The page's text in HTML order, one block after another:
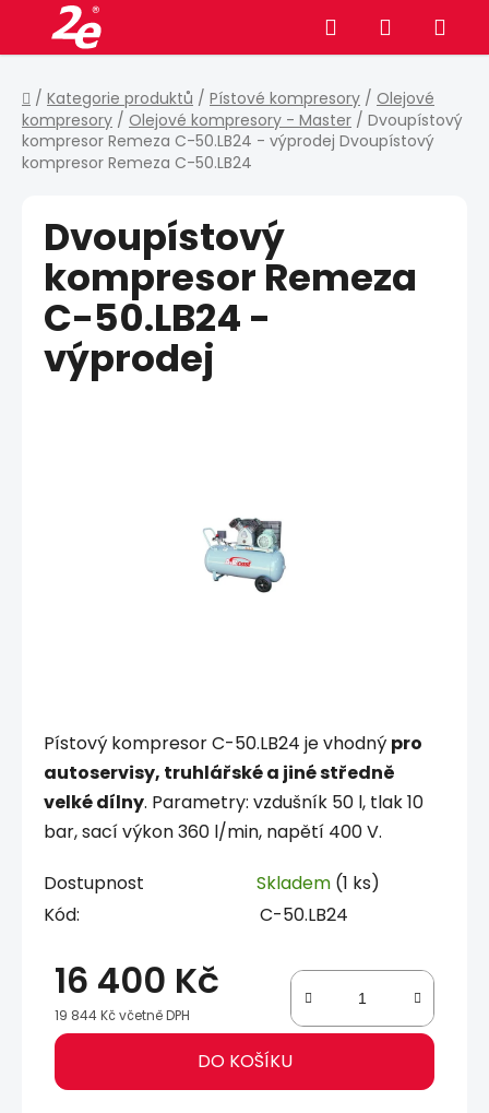
obsah
Hledat NÁKUPNÍ
KOŠÍK
Domů
/ Kategorie produktů / Pístové kompresory / Olejové
kompresory / Olejové kompresory - Master / Dvoupístový
kompresor Remeza C-50.LB24 - výprodej Dvoupístový
kompresor Remeza C-50.LB24
Pístový kompresor C-50.LB24 je vhodný pro
autoservisy, truhlářské a jiné středně
velké dílny. Parametry: vzdušník 50 l, tlak 10
bar, sací výkon 360 l/min, napětí 400 V.
Dostupnost Skladem (1 ks)
Kód:
C-50.LB24
16 400 Kč
19 844 Kč včetně DPH
Měrná cena: DO KOŠÍKU
Dvoupístový
kompresor Remeza
C-50.LB24 -
výprodej